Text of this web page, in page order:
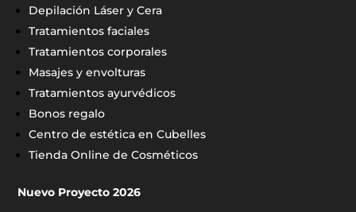
Depilación Láser y Cera
Tratamientos faciales
Tratamientos corporales
Masajes y envolturas
Tratamientos ayurvédicos
Bonos regalo
Centro de estética en Cubelles
Tienda Online de Cosméticos
Nuevo Proyecto 2026